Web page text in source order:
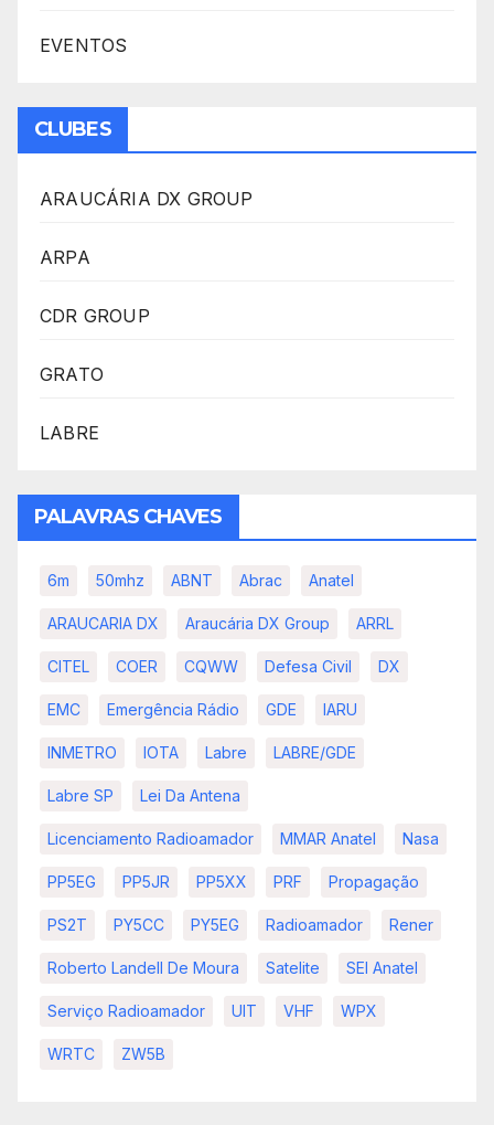
EVENTOS
CLUBES
ARAUCÁRIA DX GROUP
ARPA
CDR GROUP
GRATO
LABRE
PALAVRAS CHAVES
6m 50mhz ABNT Abrac Anatel
ARAUCARIA DX Araucária DX Group ARRL
CITEL COER CQWW Defesa Civil DX
EMC Emergência Rádio GDE IARU
INMETRO IOTA Labre LABRE/GDE
Labre SP Lei Da Antena
Licenciamento Radioamador MMAR Anatel Nasa
PP5EG PP5JR PP5XX PRF Propagação
PS2T PY5CC PY5EG Radioamador Rener
Roberto Landell De Moura Satelite SEI Anatel
Serviço Radioamador UIT VHF WPX
WRTC ZW5B